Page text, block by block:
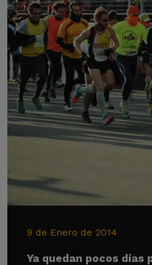
9 de Enero de 2014
Ya quedan pocos días